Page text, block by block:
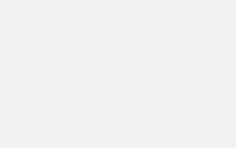
Mitrovica északi
Ivanovićot, a
Polgári
politikust 2018.